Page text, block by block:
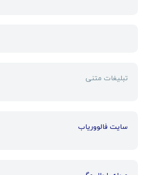
تبلیغات متنی
سایت فالووریاب